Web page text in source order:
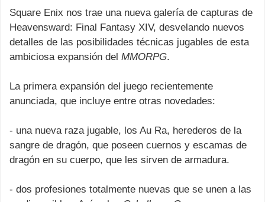
Square Enix nos trae una nueva galería de capturas de
Heavensward: Final Fantasy XIV, desvelando nuevos
detalles de las posibilidades técnicas jugables de esta
ambiciosa expansión del MMORPG.
La primera expansión del juego recientemente
anunciada, que incluye entre otras novedades:
- una nueva raza jugable, los Au Ra, herederos de la
sangre de dragón, que poseen cuernos y escamas de
dragón en su cuerpo, que les sirven de armadura.
- dos profesiones totalmente nuevas que se unen a las